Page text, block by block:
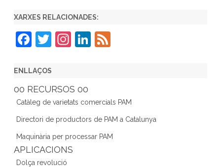
XARXES RELACIONADES:
F
c
e
b
o
o
k
T
er
In
gr
a
m
Li
dI
n
ENLLAÇOS
00 RECURSOS 00
Catàleg de varietats comercials PAM
Directori de productors de PAM a Catalunya
Maquinària per processar PAM
APLICACIONS
Dolça revolució